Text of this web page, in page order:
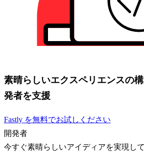
素晴らしいエクスペリエンスの
発者を支援
Fastly を無料でお試しください
開発者
今すぐ素晴らしいアイディアを実現し